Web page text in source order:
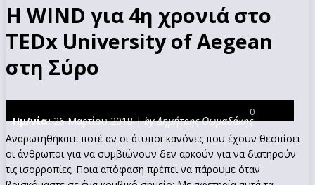
Η WIND για 4η χρονιά στο
TEDx University of Aegean
στη Σύρο
Ημ/νία:26 Μαρτίου 2018 |by Δημήτρης Θωμαδάκης
0
Αναρωτηθήκατε ποτέ αν οι άτυποι κανόνες που έχουν θεσπίσει
οι άνθρωποι για να συμβιώνουν δεν αρκούν για να διατηρούν
τις ισορροπίες; Ποια απόφαση πρέπει να πάρουμε όταν